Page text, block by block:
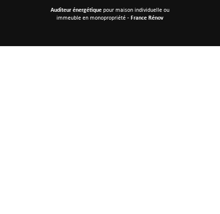
Auditeur énergétiquepour maison individuelleou
immeuble en monopropriété -France Rénov